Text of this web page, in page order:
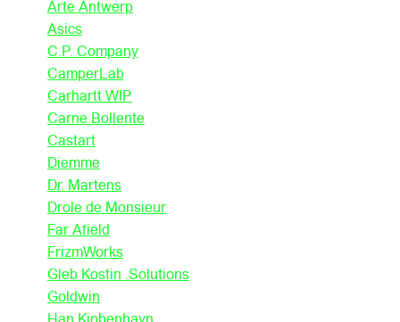
Arte Antwerp
Asics
C.P. Company
CamperLab
Carhartt WIP
Carne Bollente
Castart
Diemme
Dr. Martens
Drole de Monsieur
Far Afield
FrizmWorks
Gleb Kostin .Solutions
Goldwin